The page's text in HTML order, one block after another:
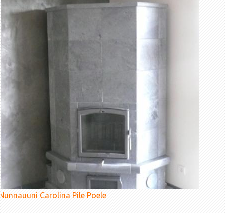
Carolina Pile Poele